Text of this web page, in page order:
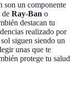
son un componente
de Ray-Ban o
destacan tu
realizado por
siguen siendo un
unas que te
protege tu salud